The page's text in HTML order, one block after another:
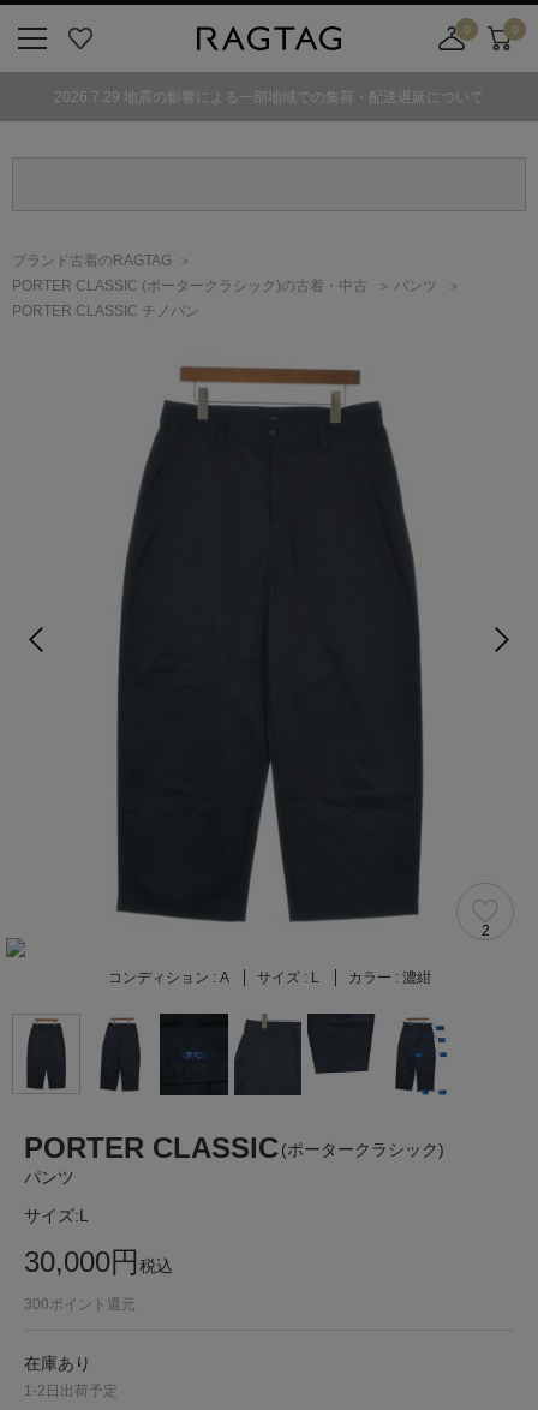
気
0
舗
カ
0
2026.7.29 地震の影響による一部地域での集荷・配送遅延について
ブランド古着のRAGTAG
PORTER CLASSIC (ポータークラシック)の古着・中古
パンツ
PORTER CLASSIC チノパン
2
コンディション : A サイズ : L カラー : 濃紺
PORTER CLASSIC(ポータークラシック)
パンツ
サイズ:L
30,000円税込
300ポイント還元
在庫あり
1-2日出荷予定